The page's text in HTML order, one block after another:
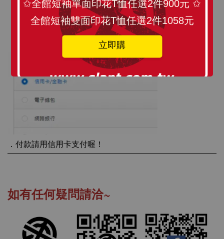
✩全館短袖單面印花T恤任選2件900元 ✩
全館短袖雙面印花T恤任選2件1058元
立即購
物流請選擇宅配
． 付款請用信用卡支付喔！
如有任何疑問請洽~